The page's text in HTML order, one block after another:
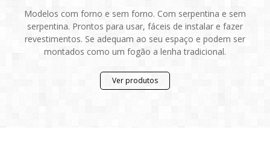
Modelos com forno e sem forno. Com serpentina e sem
serpentina. Prontos para usar, fáceis de instalar e fazer
revestimentos. Se adequam ao seu espaço e podem ser
montados como um fogão a lenha tradicional.
Ver produtos